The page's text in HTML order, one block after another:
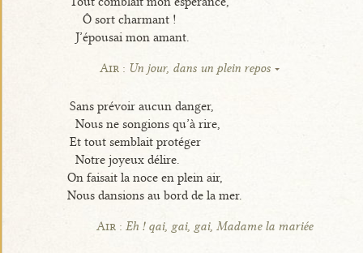
Ô sort charmant !
J’épousai mon amant.
Air : Un jour, dans un plein repos
Sans prévoir aucun danger,
Nous ne songions qu’à rire,
Et tout semblait protéger
Notre joyeux délire.
On faisait la noce en plein air,
Nous dansions au bord de la mer.
Air : Eh ! qai, gai, gai, Madame la mariée